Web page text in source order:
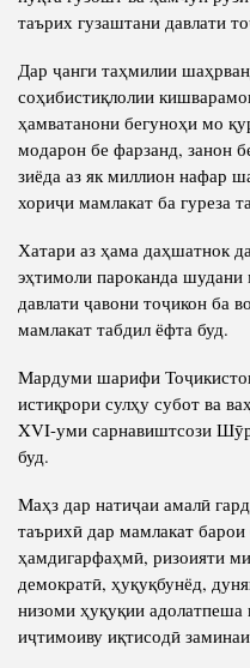
таърих гузаштани давлати
Дар ҷанги таҳмилии
соҳибистиқлолии
ҳамватанони бегуноҳи мо
модарон бе фарзанд, занон
зиёда аз як миллион нафар
хориҷи мамлакат ба гуреза
Хатари аз ҳама даҳшатнок
эҳтимоли пароканда шудани
давлати ҷавони тоҷикон ба
мамлакат табдил ёфта буд.
Мардуми шарифи
истиқрори сулҳу субот ва
XVI-уми сарнавиштсози
буд.
Маҳз дар натиҷаи амалӣ
таърихӣ дар мамлакат
ҳамдигарфаҳмӣ, ризоияти
демократӣ, ҳуқуқбунёд,
низоми ҳуқуқии
иҷтимоиву иқтисодӣ